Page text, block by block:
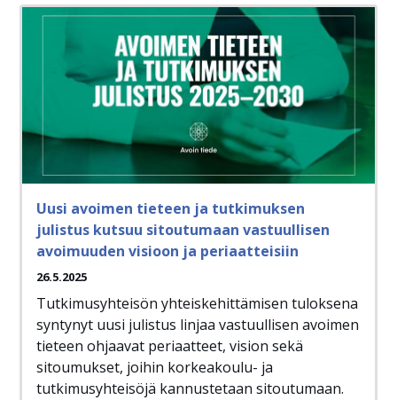
Uusi avoimen tieteen ja tutkimuksen
julistus kutsuu sitoutumaan vastuullisen
avoimuuden visioon ja periaatteisiin
26.5.2025
Tutkimusyhteisön yhteiskehittämisen tuloksena
syntynyt uusi julistus linjaa vastuullisen avoimen
tieteen ohjaavat periaatteet, vision sekä
sitoumukset, joihin korkeakoulu- ja
tutkimusyhteisöjä kannustetaan sitoutumaan.